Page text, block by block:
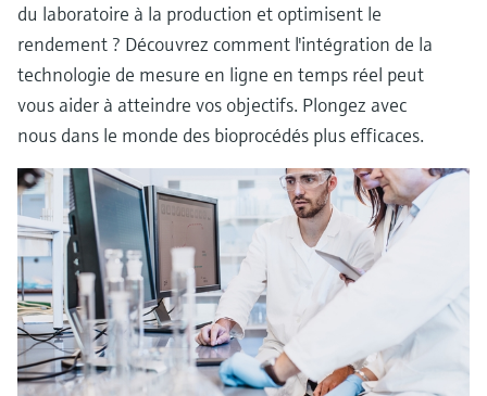
du laboratoire à la production et optimisent le
rendement ? Découvrez comment l'intégration de la
technologie de mesure en ligne en temps réel peut
vous aider à atteindre vos objectifs. Plongez avec
nous dans le monde des bioprocédés plus efficaces.